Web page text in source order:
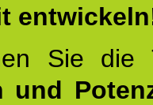
Sie
und